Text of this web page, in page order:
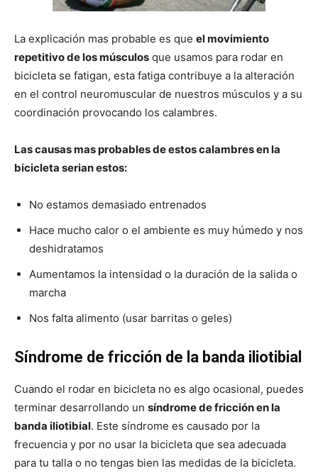
La explicación mas probable es que el movimiento
repetitivo de los músculos que usamos para rodar en
bicicleta se fatigan, esta fatiga contribuye a la alteración
en el control neuromuscular de nuestros músculos y a su
coordinación provocando los calambres.
Las causas mas probables de estos calambres en la
bicicleta serian estos:
No estamos demasiado entrenados
Hace mucho calor o el ambiente es muy húmedo y nos
deshidratamos
Aumentamos la intensidad o la duración de la salida o
marcha
Nos falta alimento (usar barritas o geles)
Síndrome de fricción de la banda iliotibial
Cuando el rodar en bicicleta no es algo ocasional, puedes
terminar desarrollando un síndrome de fricción en la
banda iliotibial. Este síndrome es causado por la
frecuencia y por no usar la bicicleta que sea adecuada
para tu talla o no tengas bien las medidas de la bicicleta.